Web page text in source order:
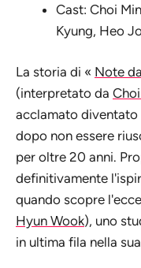
Cast: Choi
Kyung, Heo
La storia di « Note
(interpretato da
acclamato
dopo non essere
per oltre 20 anni.
definitivamente
quando scopre
Hyun Wook), uno
in ultima fila nella